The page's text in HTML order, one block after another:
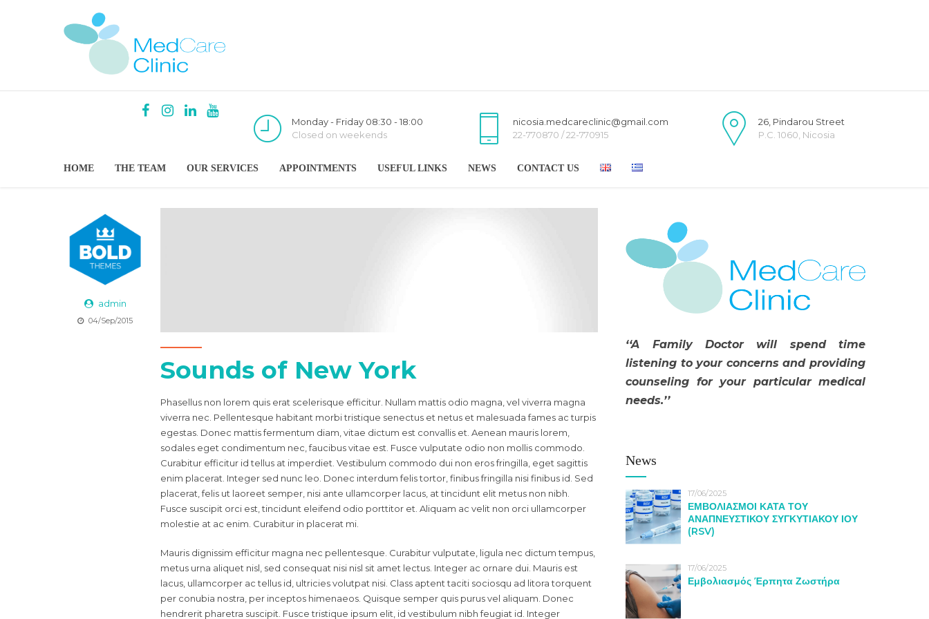
Monday - Friday 08:30 - 18:00
Closed on weekends
nicosia.medcareclinic@gmail.com
22-770870 / 22-770915
26, Pindarou Street
P.C. 1060, Nicosia
HOME THE TEAM OUR SERVICES APPOINTMENTS USEFUL LINKS NEWS CONTACT US
admin
04/Sep/2015
Sounds of New York
Phasellus non lorem quis erat scelerisque efficitur. Nullam mattis odio magna, vel viverra magna
viverra nec. Pellentesque habitant morbi tristique senectus et netus et malesuada fames ac turpis
egestas. Donec mattis fermentum diam, vitae dictum est convallis et. Aenean mauris lorem,
sodales eget condimentum nec, faucibus vitae est. Fusce vulputate odio non mollis commodo.
Curabitur efficitur id tellus at imperdiet. Vestibulum commodo dui non eros fringilla, eget sagittis
enim placerat. Integer sed nunc leo. Donec interdum felis tortor, finibus fringilla nisi finibus id. Sed
placerat, felis ut laoreet semper, nisi ante ullamcorper lacus, at tincidunt elit metus non nibh.
Fusce suscipit orci est, tincidunt eleifend odio porttitor et. Aliquam ac velit non orci ullamcorper
molestie at ac enim. Curabitur in placerat mi.
Mauris dignissim efficitur magna nec pellentesque. Curabitur vulputate, ligula nec dictum tempus,
metus urna aliquet nisl, sed consequat nisi nisl sit amet lectus. Integer ac ornare dui. Mauris est
lacus, ullamcorper ac tellus id, ultricies volutpat nisi. Class aptent taciti sociosqu ad litora torquent
per conubia nostra, per inceptos himenaeos. Quisque semper quis purus vel aliquam. Donec
hendrerit pharetra suscipit. Fusce tristique ipsum elit, id vestibulum nibh feugiat id. Integer
‘‘A Family Doctor will spend time
listening to your concerns and providing
counseling for your particular medical
needs.’’
News
17/06/2025
ΕΜΒΟΛΙΑΣΜΟΙ ΚΑΤΑ ΤΟΥ
ΑΝΑΠΝΕΥΣΤΙΚΟΥ ΣΥΓΚΥΤΙΑΚΟΥ ΙΟΥ
(RSV)
17/06/2025
Εμβολιασμός Έρπητα Ζωστήρα